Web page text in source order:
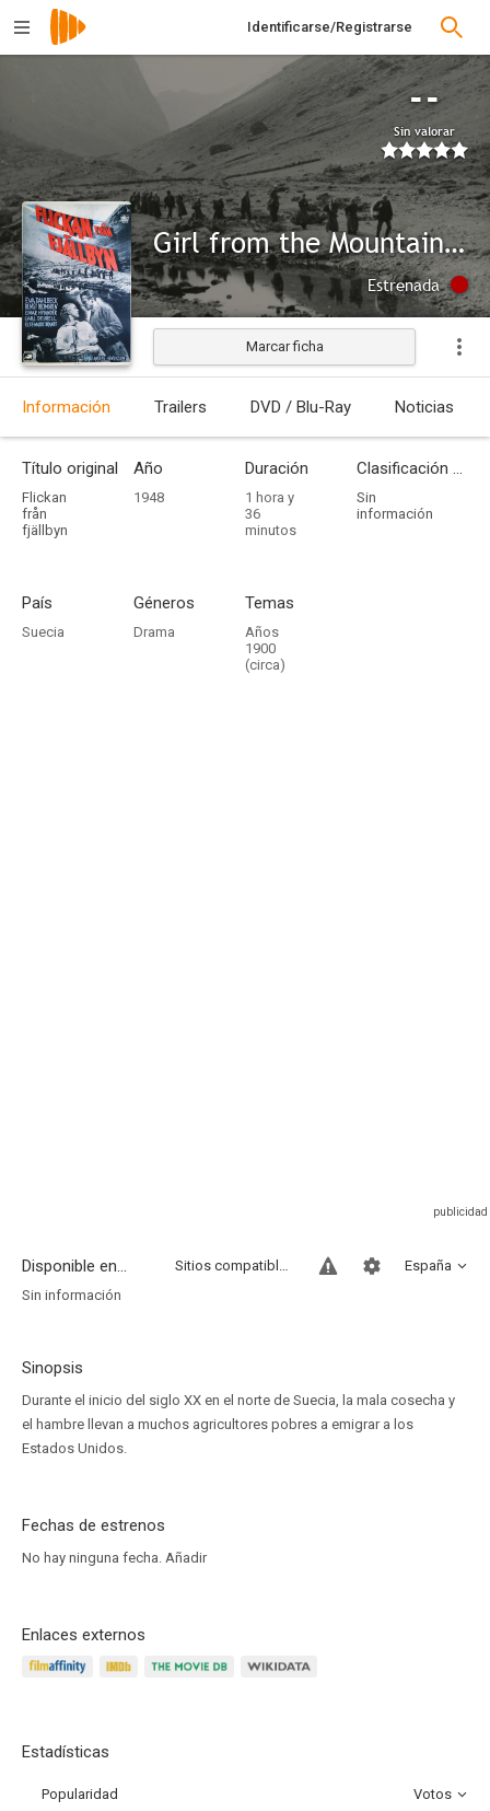
Identificarse/Registrarse
--
Sin valorar
Girl from the Mountain Village
Estrenada
Marcar ficha
Información Trailers DVD / Blu-Ray Noticias
Título original
Flickan
från
fjällbyn
Año
1948
Duración
1 hora y
36
minutos
Clasificación por edades
Sin
información
País
Suecia
Géneros
Drama
Temas
Años
1900
(circa)
Disponible en... España
Sitios compatibles
Sin información
Sinopsis
Durante el inicio del siglo XX en el norte de Suecia, la mala cosecha y
el hambre llevan a muchos agricultores pobres a emigrar a los
Estados Unidos.
Fechas de estrenos
No hay ninguna fecha. Añadir
Enlaces externos
Estadísticas
Popularidad Votos